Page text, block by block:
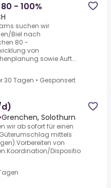
- 100%
suchen wir
Biel nach
80 -
von
sowie Auft...
30 Tagen • Gesponsert
d)
Grenchen, Solothurn
wir ab sofort für einen
mittels
von
Dispositio